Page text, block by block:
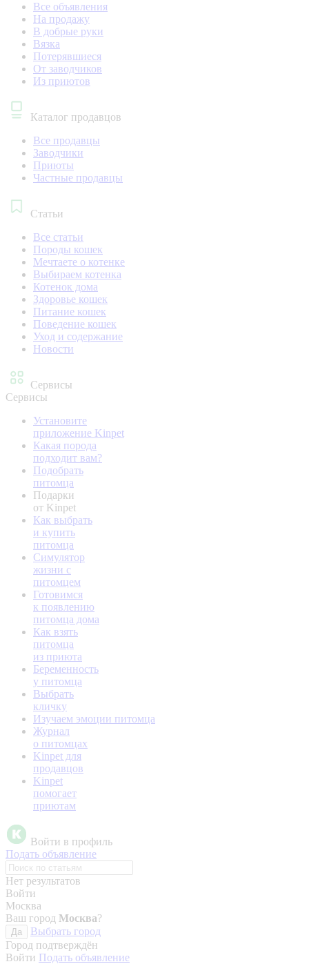
Все объявления
На продажу
В добрые руки
Вязка
Потерявшиеся
От заводчиков
Из приютов
Каталог продавцов
Все продавцы
Заводчики
Приюты
Частные продавцы
Статьи
Все статьи
Породы кошек
Мечтаете о котенке
Выбираем котенка
Котенок дома
Здоровье кошек
Питание кошек
Поведение кошек
Уход и содержание
Новости
Сервисы
Сервисы
Установите
приложение Kinpet
Какая порода
подходит вам?
Подобрать
питомца
Подарки
от Kinpet
Как выбрать
и купить
питомца
Симулятор
жизни с
питомцем
Готовимся
к появлению
питомца дома
Как взять
питомца
из приюта
Беременность
у питомца
Выбрать
кличку
Изучаем эмоции питомца
Журнал
о питомцах
Kinpet для
продавцов
Kinpet
помогает
приютам
Войти в профиль
Подать объявление
Нет результатов
Войти
Москва
Ваш город Москва?
Да
Выбрать город
Город подтверждён
Войти Подать объявление